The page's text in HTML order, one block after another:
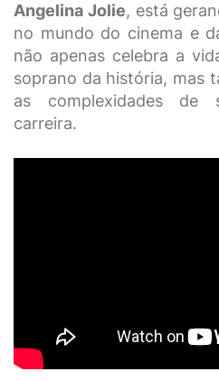
Angelina Jolie, está
no mundo do cinema e
não apenas celebra a
soprano da história, mas
as complexidades de
carreira.